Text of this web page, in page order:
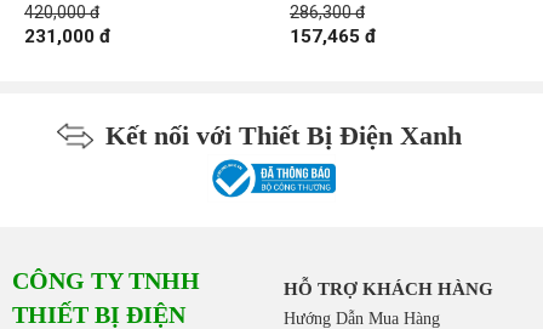
420,000 đ
231,000 đ
286,300 đ
157,465 đ
Kết nối với Thiết Bị Điện Xanh
CÔNG TY TNHH
THIẾT BỊ ĐIỆN
HỖ TRỢ KHÁCH HÀNG
Hướng Dẫn Mua Hàng